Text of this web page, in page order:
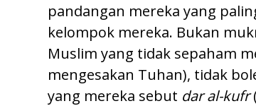
pandangan mereka yang
kelompok mereka. Bukan
Muslim yang tidak sepaham
mengesakan Tuhan), tidak
yang mereka sebut dar al-kufr